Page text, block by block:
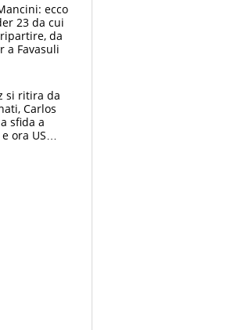
ecco
23 da cui
da
a Favasuli
si ritira da
Carlos
sfida a
ora US